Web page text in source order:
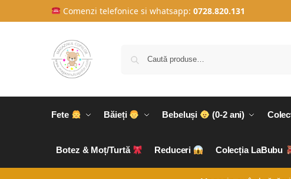
Comenzi telefonice si whatsapp: 0728.820.131
Fete Băieți Bebeluși (0-2 ani)
Botez & Moț/Turtă Reduceri Colecția LaBubu